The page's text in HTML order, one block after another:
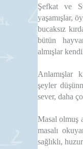
Şefkat ve
yaşamışlar,
bucaksız
bütün
almışlar
Anlamışlar
şeyler
sever, daha
Masal olmuş
masalı
sağlıklı,